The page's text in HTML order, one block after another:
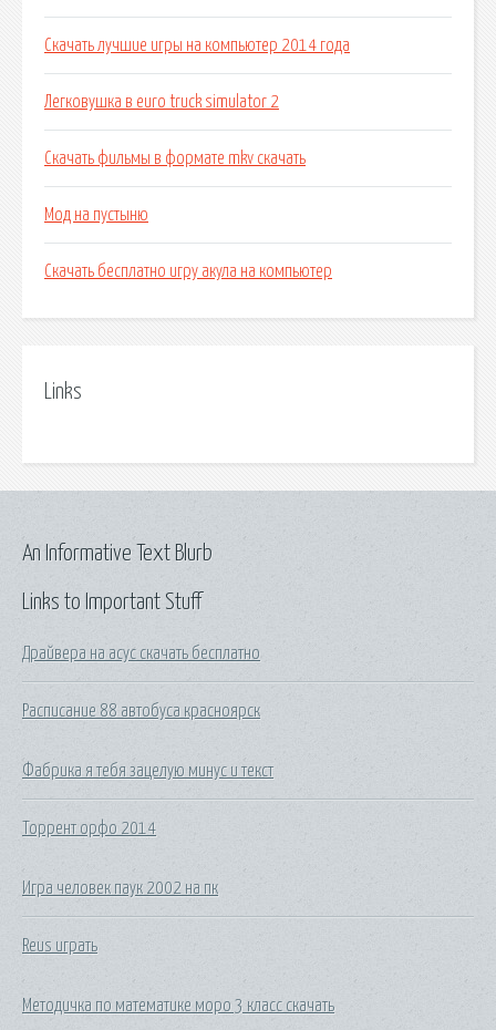
Скачать лучшие игры на компьютер 2014 года
Легковушка в euro truck simulator 2
Скачать фильмы в формате mkv скачать
Мод на пустыню
Скачать бесплатно игру акула на компьютер
Links
Links to Important Stuff
Драйвера на асус скачать бесплатно
Расписание 88 автобуса красноярск
Фабрика я тебя зацелую минус и текст
Торрент орфо 2014
Игра человек паук 2002 на пк
Reus играть
Методичка по математике моро 3 класс скачать
An Informative Text Blurb